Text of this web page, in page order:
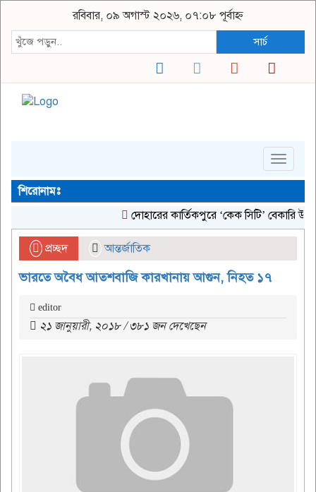
রবিবার, ০৯ অগাস্ট ২০২৬, ০৭:০৮ পূর্বাহ্ন
সার্চ
Toggle
শিরোনামঃ
দোহারের কার্তিকপুরে ‘কেক সিটি’ বেকারি উদ্বোধন
প্রচ্ছদ আন্তর্জাতিক
ভারতে অবৈধ আতশবাজি কারখানায় আগুন, নিহত ১৭
editor
২১ জানুয়ারী, ২০১৮ / ৩৮১ জন দেখেছেন